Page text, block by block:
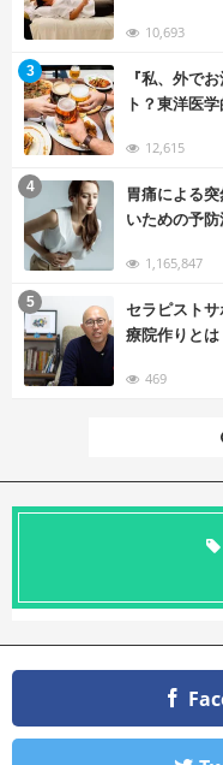
10,693
『私、外で
ト？東洋医
12,615
3
胃痛による
いための予
1,165,847
4
セラピスト
療院作りとは
469
5